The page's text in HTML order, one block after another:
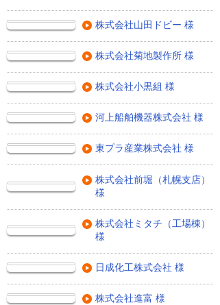
株式会社山田ドビー 様
株式会社菊地製作所 様
株式会社小黒組 様
河上船舶機器株式会社 様
東プラ産業株式会社 様
株式会社前堀（札幌支店）
様
株式会社ミタチ（工場棟）
様
日成化工株式会社 様
株式会社進富 様